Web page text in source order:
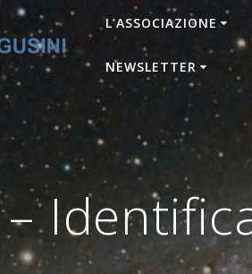
L’ASSOCIAZIONE
NEWSLETTER
–